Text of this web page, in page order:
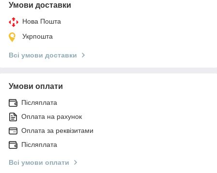
Умови доставки
Нова Пошта
Укрпошта
Всі умови доставки
Умови оплати
Післяплата
Оплата на рахунок
Оплата за реквізитами
Післяплата
Всі умови оплати